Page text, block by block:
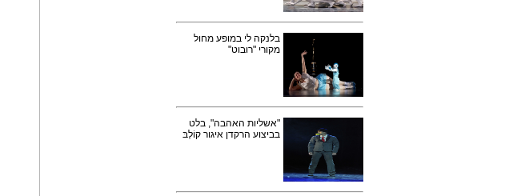
בלנקה לי במופע מחול
מקורי "רובוט"
"אשליות האהבה", בלט
בביצוע הרקדן איגור קוֹלְבּ